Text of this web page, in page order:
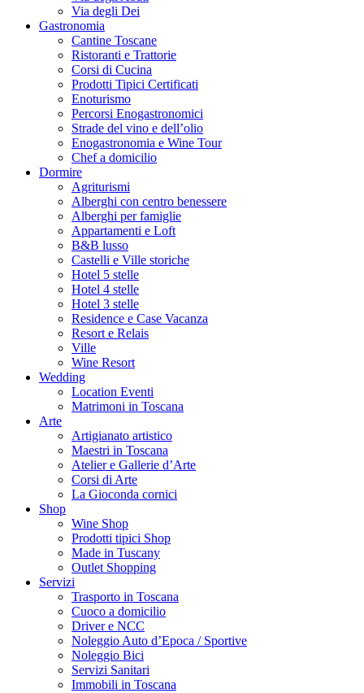
Via degli Dei
Gastronomia
Cantine Toscane
Ristoranti e Trattorie
Corsi di Cucina
Prodotti Tipici Certificati
Enoturismo
Percorsi Enogastronomici
Strade del vino e dell’olio
Enogastronomia e Wine Tour
Chef a domicilio
Dormire
Agriturismi
Alberghi con centro benessere
Alberghi per famiglie
Appartamenti e Loft
B&B lusso
Castelli e Ville storiche
Hotel 5 stelle
Hotel 4 stelle
Hotel 3 stelle
Residence e Case Vacanza
Resort e Relais
Ville
Wine Resort
Wedding
Location Eventi
Matrimoni in Toscana
Arte
Artigianato artistico
Maestri in Toscana
Atelier e Gallerie d’Arte
Corsi di Arte
La Gioconda cornici
Shop
Wine Shop
Prodotti tipici Shop
Made in Tuscany
Outlet Shopping
Servizi
Trasporto in Toscana
Cuoco a domicilio
Driver e NCC
Noleggio Auto d’Epoca / Sportive
Noleggio Bici
Servizi Sanitari
Immobili in Toscana